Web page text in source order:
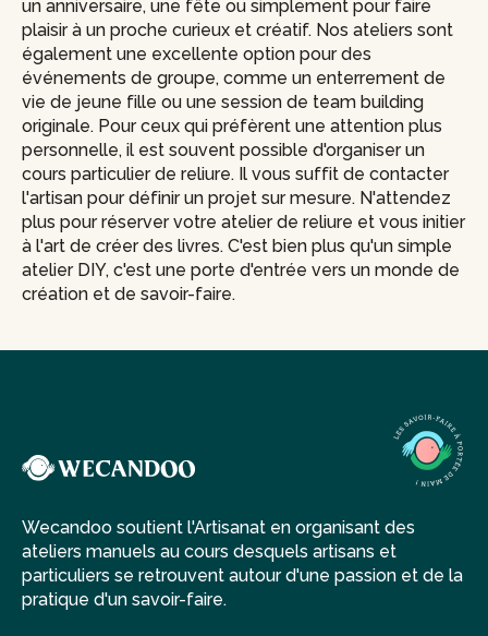
un anniversaire, une fête ou simplement pour faire
plaisir à un proche curieux et créatif. Nos ateliers sont
également une excellente option pour des
événements de groupe, comme un enterrement de
vie de jeune fille ou une session de team building
originale. Pour ceux qui préfèrent une attention plus
personnelle, il est souvent possible d'organiser un
cours particulier de reliure. Il vous suffit de contacter
l'artisan pour définir un projet sur mesure. N'attendez
plus pour réserver votre atelier de reliure et vous initier
à l'art de créer des livres. C'est bien plus qu'un simple
atelier DIY, c'est une porte d'entrée vers un monde de
création et de savoir-faire.
Wecandoo soutient l'Artisanat en organisant des
ateliers manuels au cours desquels artisans et
particuliers se retrouvent autour d'une passion et de la
pratique d'un savoir-faire.